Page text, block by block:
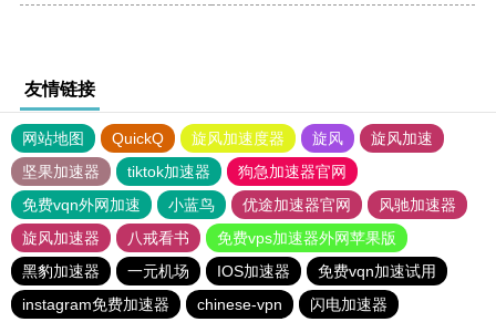
友情链接
网站地图 QuickQ 旋风加速度器 旋风
旋风加速
坚果加速器
tiktok加速器
狗急加速器官网
免费vqn外网加速
小蓝鸟 优途加速器官网
风驰加速器
旋风加速器
八戒看书
免费vps加速器外网苹果版
黑豹加速器
一元机场 IOS加速器
免费vqn加速试用
instagram免费加速器
chinese-vpn 闪电加速器